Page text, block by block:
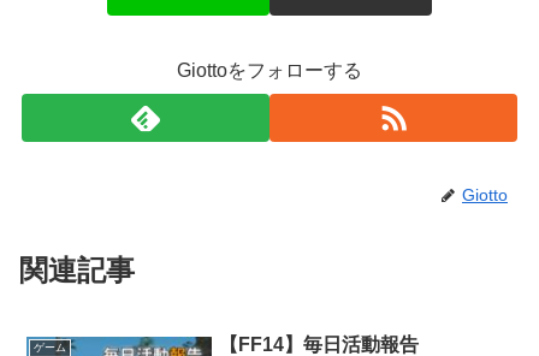
Giottoをフォローする
Giotto
関連記事
ゲーム
【FF14】毎日活動報告